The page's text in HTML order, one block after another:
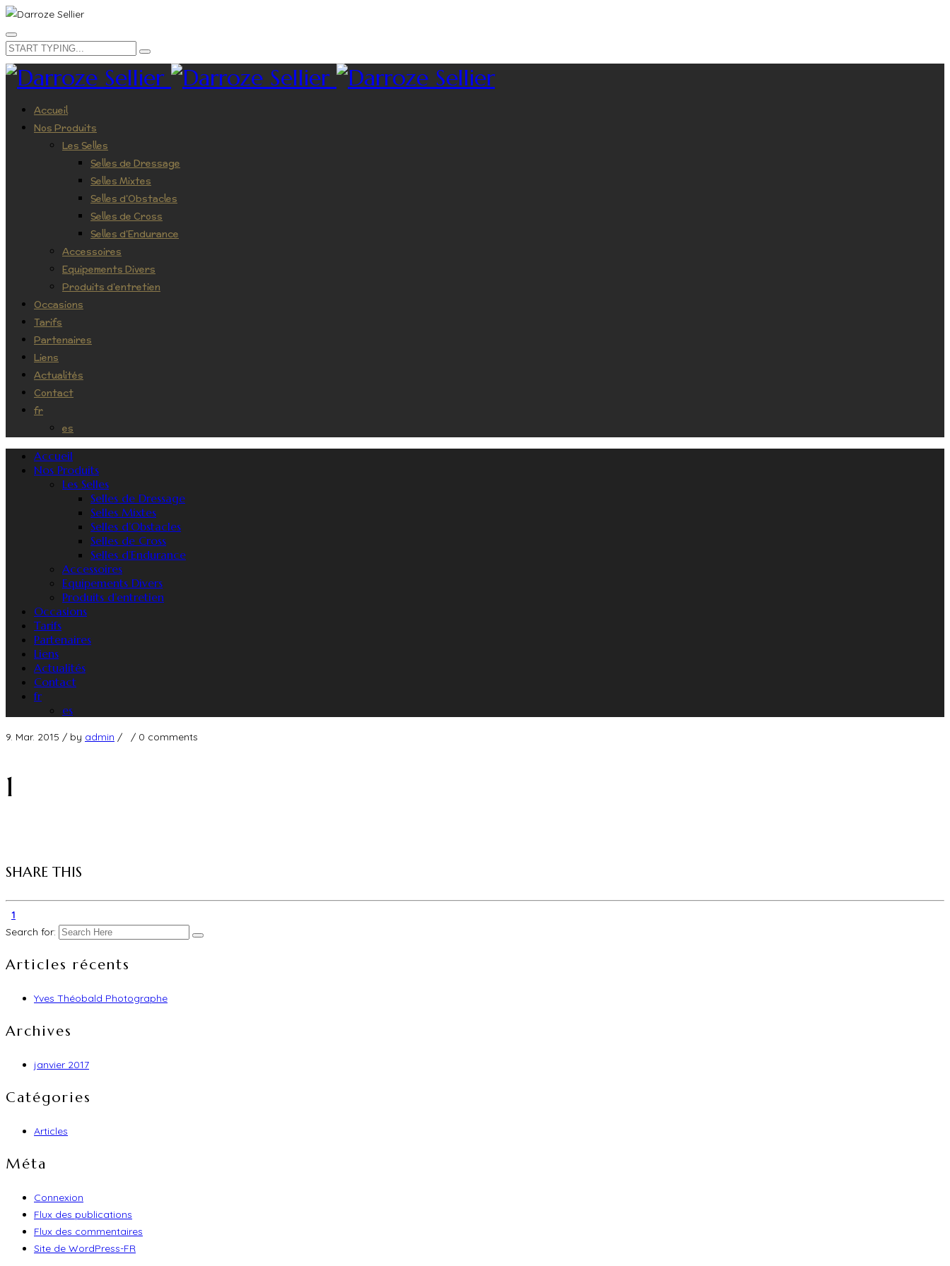
Accueil
Nos Produits
Les Selles
Selles de Dressage
Selles Mixtes
Selles d’Obstacles
Selles de Cross
Selles d’Endurance
Accessoires
Equipements Divers
Produits d’entretien
Occasions
Tarifs
Partenaires
Liens
Actualités
Contact
fr
es
Accueil
Nos Produits
Les Selles
Selles de Dressage
Selles Mixtes
Selles d’Obstacles
Selles de Cross
Selles d’Endurance
Accessoires
Equipements Divers
Produits d’entretien
Occasions
Tarifs
Partenaires
Liens
Actualités
Contact
fr
es
9. Mar. 2015 / by admin / / 0 comments
1
SHARE THIS
1
Search for:
Articles récents
Yves Théobald Photographe
Archives
janvier 2017
Catégories
Articles
Méta
Connexion
Flux des publications
Flux des commentaires
Site de WordPress-FR